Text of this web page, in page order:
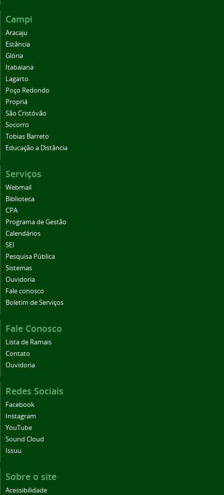
Campi
Aracaju
Estância
Glória
Itabaiana
Lagarto
Poço Redondo
Propriá
São Cristóvão
Socorro
Tobias Barreto
Educação a Distância
Serviços
Webmail
Biblioteca
CPA
Programa de Gestão
Calendários
SEI
Pesquisa Pública
Sistemas
Ouvidoria
Fale conosco
Boletim de Serviços
Fale Conosco
Lista de Ramais
Contato
Ouvidoria
Redes Sociais
Facebook
Instagram
YouTube
Sound Cloud
Issuu
Sobre o site
Acessibilidade